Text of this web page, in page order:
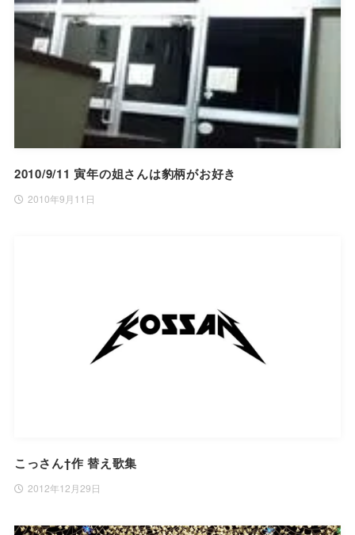
2010/9/11 寅年の姐さんは豹柄がお好き
2010年9月11日
こっさん†作 替え歌集
2012年12月29日